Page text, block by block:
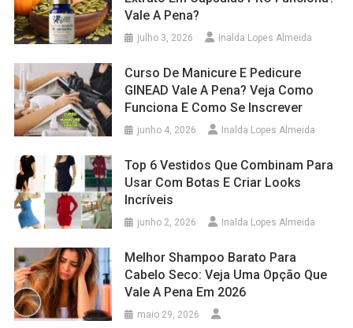
Vale A Pena?
julho 3, 2026 Inalda Lopes Almeida
Curso De Manicure E Pedicure
GINEAD Vale A Pena? Veja Como
Funciona E Como Se Inscrever
junho 4, 2026 Inalda Lopes Almeida
Top 6 Vestidos Que Combinam Para
Usar Com Botas E Criar Looks
Incríveis
junho 2, 2026 Inalda Lopes Almeida
Melhor Shampoo Barato Para
Cabelo Seco: Veja Uma Opção Que
Vale A Pena Em 2026
maio 29, 2026